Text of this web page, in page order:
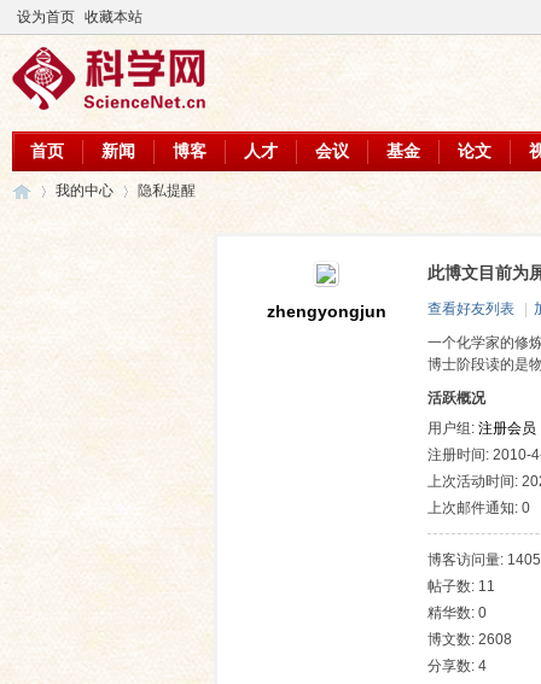
设为首页 收藏本站
首页 新闻 博客 人才 会议 基金 论文
我的中心 隐私提醒
zhengyongjun
此博文目前为
查看好友列表
一个化学家的修
博士阶段读的是
活跃概况
用户组: 注册会员
注册时间: 2010-
上次活动时间:
上次邮件通知: 0
博客访问量:
帖子数: 11
精华数: 0
博文数: 2608
分享数: 4